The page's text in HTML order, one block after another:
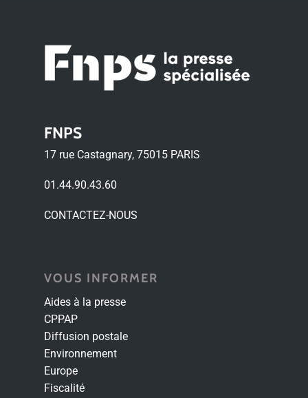
FNPS
17 rue Castagnary, 75015 PARIS
01.44.90.43.60
CONTACTEZ-NOUS
VOUS INFORMER
Aides à la presse
CPPAP
Diffusion postale
Environnement
Europe
Fiscalité